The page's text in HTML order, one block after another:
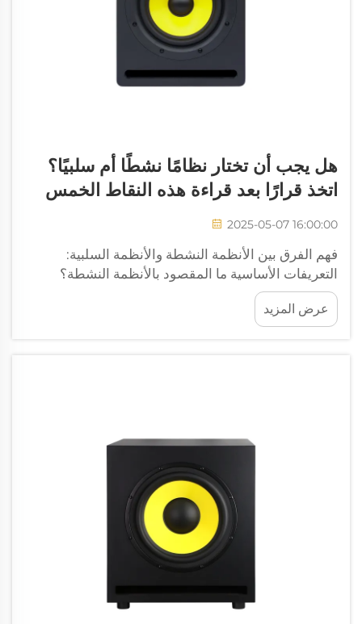
هل يجب أن تختار نظامًا نشطًا أم سلبيًا؟
اتخذ قرارًا بعد قراءة هذه النقاط الخمس
2025-05-07 16:00:00
فهم الفرق بين الأنظمة النشطة والأنظمة السلبية:
التعريفات الأساسية ما المقصود بالأنظمة النشطة؟
تختلف الأنظمة الصوتية النشطة لأنها تحتوي على مكونات
مدعومة بالطاقة والتي تضخم الصوت قبل وصوله إلى
مكبرات الصوت، مما يعني عادةً أن كل مكبر صوت يحتوي
عرض المزيد